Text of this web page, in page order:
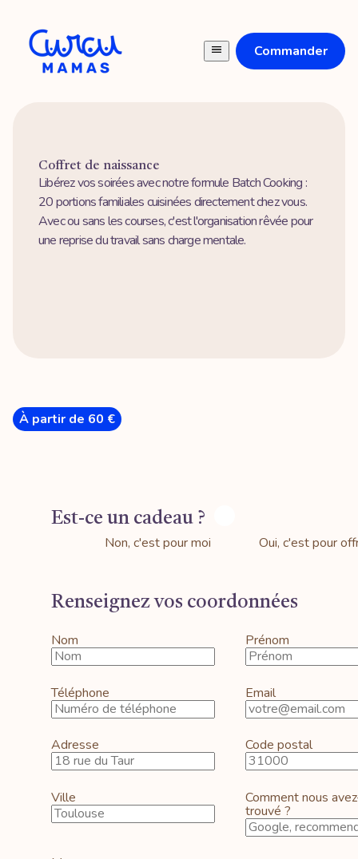
Commander
Coffret de naissance
Libérez vos soirées avec notre formule Batch Cooking :
20 portions familiales cuisinées directement chez vous.
Avec ou sans les courses, c'est l'organisation rêvée pour
une reprise du travail sans charge mentale.
À partir de 60 €
Est-ce un cadeau ?
Non, c'est pour moi Oui, c'est pour
Renseignez vos coordonnées
Nom Prénom
Téléphone Email
Adresse Code postal
Ville Comment nous
trouvé ?